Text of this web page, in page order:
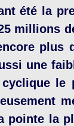
été la
millions
plus
une
pointe la